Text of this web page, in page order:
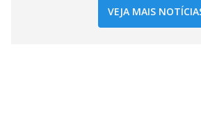
VEJA MAIS